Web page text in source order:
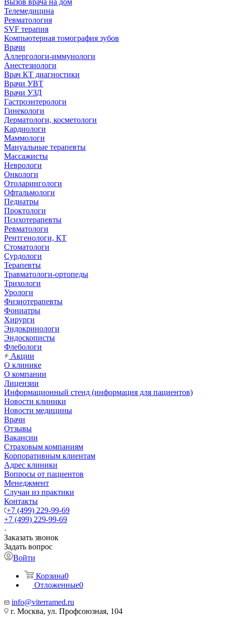
Вызов врача на дом
Телемедицина
Ревматология
SVF терапия
Компьютерная томография зубов
Врачи
Аллергологи-иммунологи
Анестезиологи
Врач КТ диагностики
Врачи УВТ
Врачи УЗД
Гастроэнтерологи
Гинекологи
Дерматологи, косметологи
Кардиологи
Маммологи
Мануальные терапевты
Массажисты
Неврологи
Онкологи
Отоларингологи
Офтальмологи
Педиатры
Проктологи
Психотерапевты
Ревматологи
Рентгенологи, КТ
Стоматологи
Сурдологи
Терапевты
Травматологи-ортопеды
Трихологи
Урологи
Физиотерапевты
Фониатры
Хирурги
Эндокринологи
Эндоскописты
Флебологи
Акции
О клинике
О компании
Лицензии
Информационный стенд (информация для пациентов)
Новости клиники
Новости медицины
Врачи
Отзывы
Вакансии
Страховым компаниям
Корпоративным клиентам
Адрес клиники
Вопросы от пациентов
Менеджмент
Случаи из практики
Контакты
+7 (499) 229-99-69
+7 (499) 229-99-69
Заказать звонок
Задать вопрос
Войти
Корзина0
Отложенные0
info@viterramed.ru
г. Москва, ул. Профсоюзная, 104